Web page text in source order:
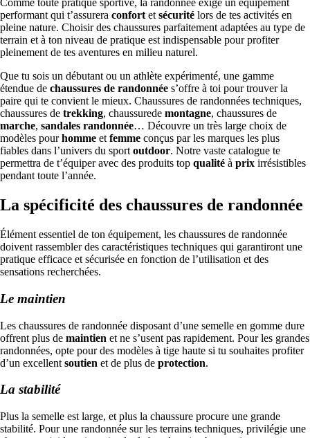
Comme toute pratique sportive, la randonnée exige un équipement
performant qui t’assurera confortetsécurité lors de tes activités en
pleine nature. Choisir des chaussures parfaitement adaptées au type de
terrain et à ton niveau de pratique est indispensable pour profiter
pleinement de tes aventures en milieu naturel.
Que tu sois un débutant ou un athlète expérimenté, une gamme
étendue de chaussures de randonnée s’offre à toi pour trouver la
paire qui te convient le mieux. Chaussures de randonnées techniques,
chaussures de trekking, chaussurede montagne, chaussures de
marche, sandales randonnée… Découvre un très large choix de
modèles pourhomme etfemme conçus par les marques les plus
fiables dans l’univers du sportoutdoor. Notre vaste catalogue te
permettra de t’équiper avec des produits top qualité à prix irrésistibles
pendant toute l’année.
La spécificité des chaussures de randonnée
Élément essentiel de ton équipement, les chaussures de randonnée
doivent rassembler des caractéristiques techniques qui garantiront une
pratique efficace et sécurisée en fonction de l’utilisation et des
sensations recherchées.
Le maintien
Les chaussures de randonnée disposant d’une semelle en gomme dure
offrent plus de maintien et ne s’usent pas rapidement. Pour les grandes
randonnées, opte pour des modèles à tige haute si tu souhaites profiter
d’un excellent soutien et de plus de protection.
La stabilité
Plus la semelle est large, et plus la chaussure procure une grande
stabilité. Pour une randonnée sur les terrains techniques, privilégie une